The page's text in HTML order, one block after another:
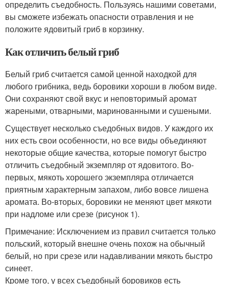
определить съедобность. Пользуясь нашими советами,
вы сможете избежать опасности отравления и не
положите ядовитый гриб в корзинку.
Как отличить белый гриб
Белый гриб считается самой ценной находкой для
любого грибника, ведь боровики хороши в любом виде.
Они сохраняют свой вкус и неповторимый аромат
жареными, отварными, маринованными и сушеными.
Существует несколько съедобных видов. У каждого их
них есть свои особенности, но все виды объединяют
некоторые общие качества, которые помогут быстро
отличить съедобный экземпляр от ядовитого. Во-
первых, мякоть хорошего экземпляра отличается
приятным характерным запахом, либо вовсе лишена
аромата. Во-вторых, боровики не меняют цвет мякоти
при надломе или срезе (рисунок 1).
Примечание: Исключением из правил считается только
польский, который внешне очень похож на обычный
белый, но при срезе или надавливании мякоть быстро
синеет.
Кроме того, у всех съедобный боровиков есть